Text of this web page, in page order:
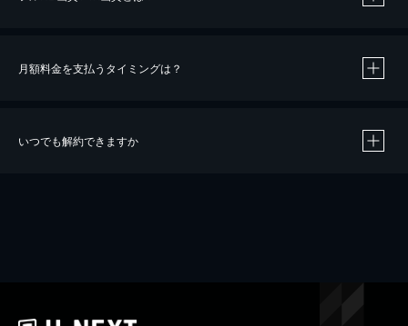
※40％ポイント還元の対象は、クレジットカード決済による作品の購入 / レンタルです。
iOSアプリのUコイン決済による作品の購入 / レンタルは、20％のポイント還元です。
月額料金を支払うタイミングは？
いつでも解約できますか